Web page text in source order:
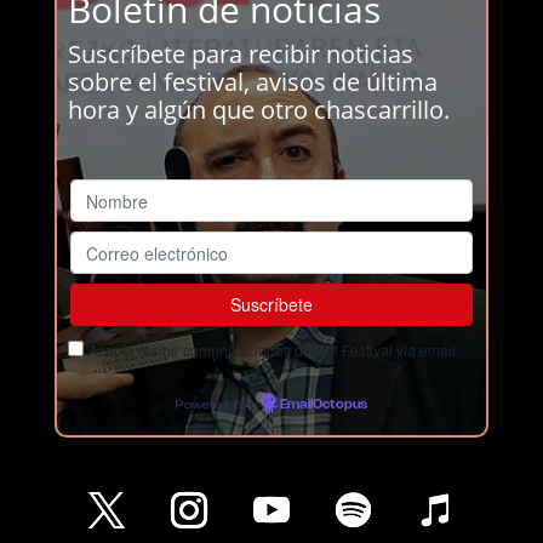
Suscríbete para recibir noticias
sobre el festival, avisos de última
hora y algún que otro chascarrillo.
Acepto recibir comunicaciones del Ja! Festival vía email.
Powered by EmailOctopus